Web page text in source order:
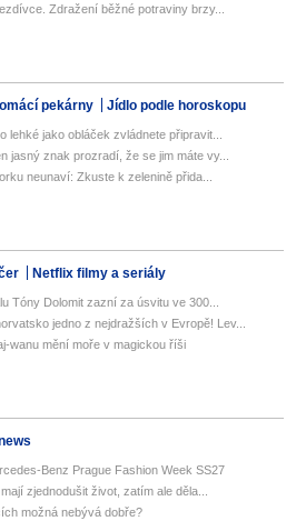
Zdražení běžné potraviny brzy...
pekárny Jídlo podle horoskopu
lehké jako obláček zvládnete připravit...
jasný znak prozradí, že se jim máte vy...
neunaví: Zkuste k zelenině přida...
Netflix filmy a seriály
Tóny Dolomit zazní za úsvitu ve 300...
jedno z nejdražších v Evropě! Lev...
wanu mění moře v magickou říši
Benz Prague Fashion Week SS27
zjednodušit život, zatím ale děla...
možná nebývá dobře?